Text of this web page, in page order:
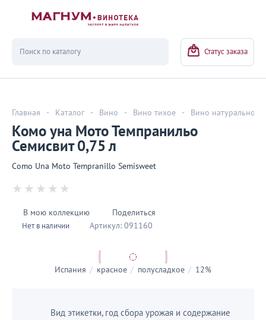
Статус заказа
Главная - Каталог - Вино - Вино тихое - Вино натуральное
Комо уна Мото Темпранильо
Семисвит 0,75 л
Como Una Moto Tempranillo Semisweet
В мою коллекцию Поделиться
Нет в наличии Артикул: 091160
Испания / красное / полусладкое / 12%
Вид этикетки, год сбора урожая и содержание